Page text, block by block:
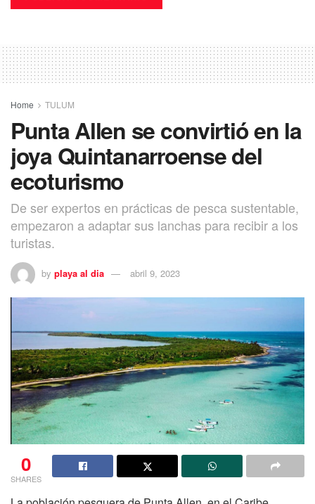
Home TULUM
Punta Allen se convirtió en la
joya Quintanarroense del
ecoturismo
De ser expertos en prácticas de pesca sustentable,
empezaron a adaptar sus lanchas para recibir a los
turistas.
by playa al dia abril 9, 2023
0
SHARES